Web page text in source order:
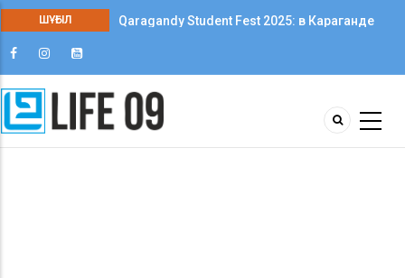
ШҰҒЫЛ
Qaragandy Student Fest 2025: в Караганде